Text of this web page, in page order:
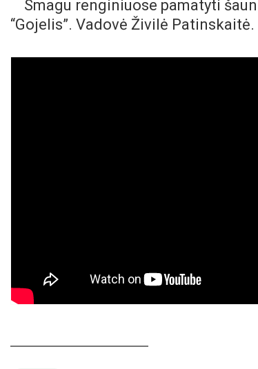
Smagu renginiuose pamatyti
“Gojelis”. Vadovė Živilė Patinskaitė.